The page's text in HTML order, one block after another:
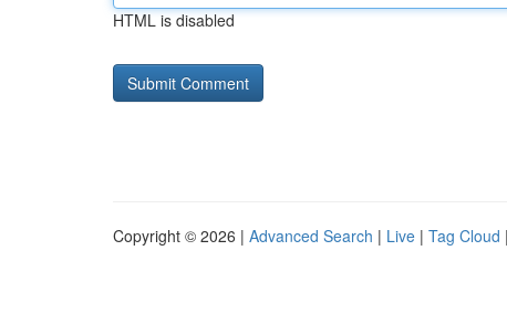
HTML is disabled
Copyright © 2026 | Advanced Search | Live | Tag Cloud |